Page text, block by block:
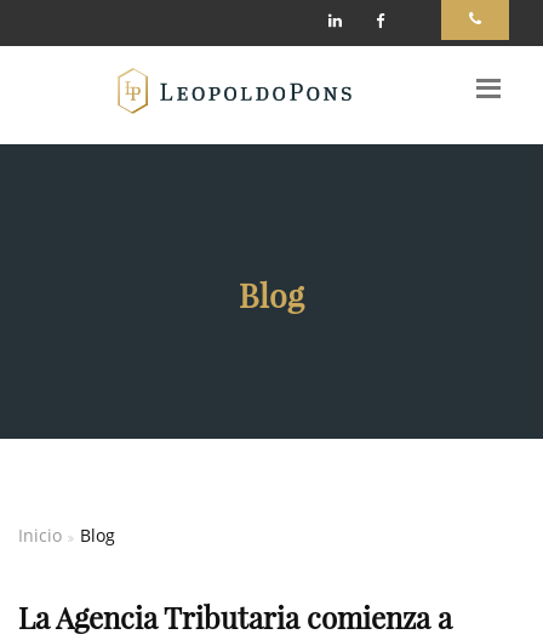
Blog
Inicio Blog
La Agencia Tributaria comienza a